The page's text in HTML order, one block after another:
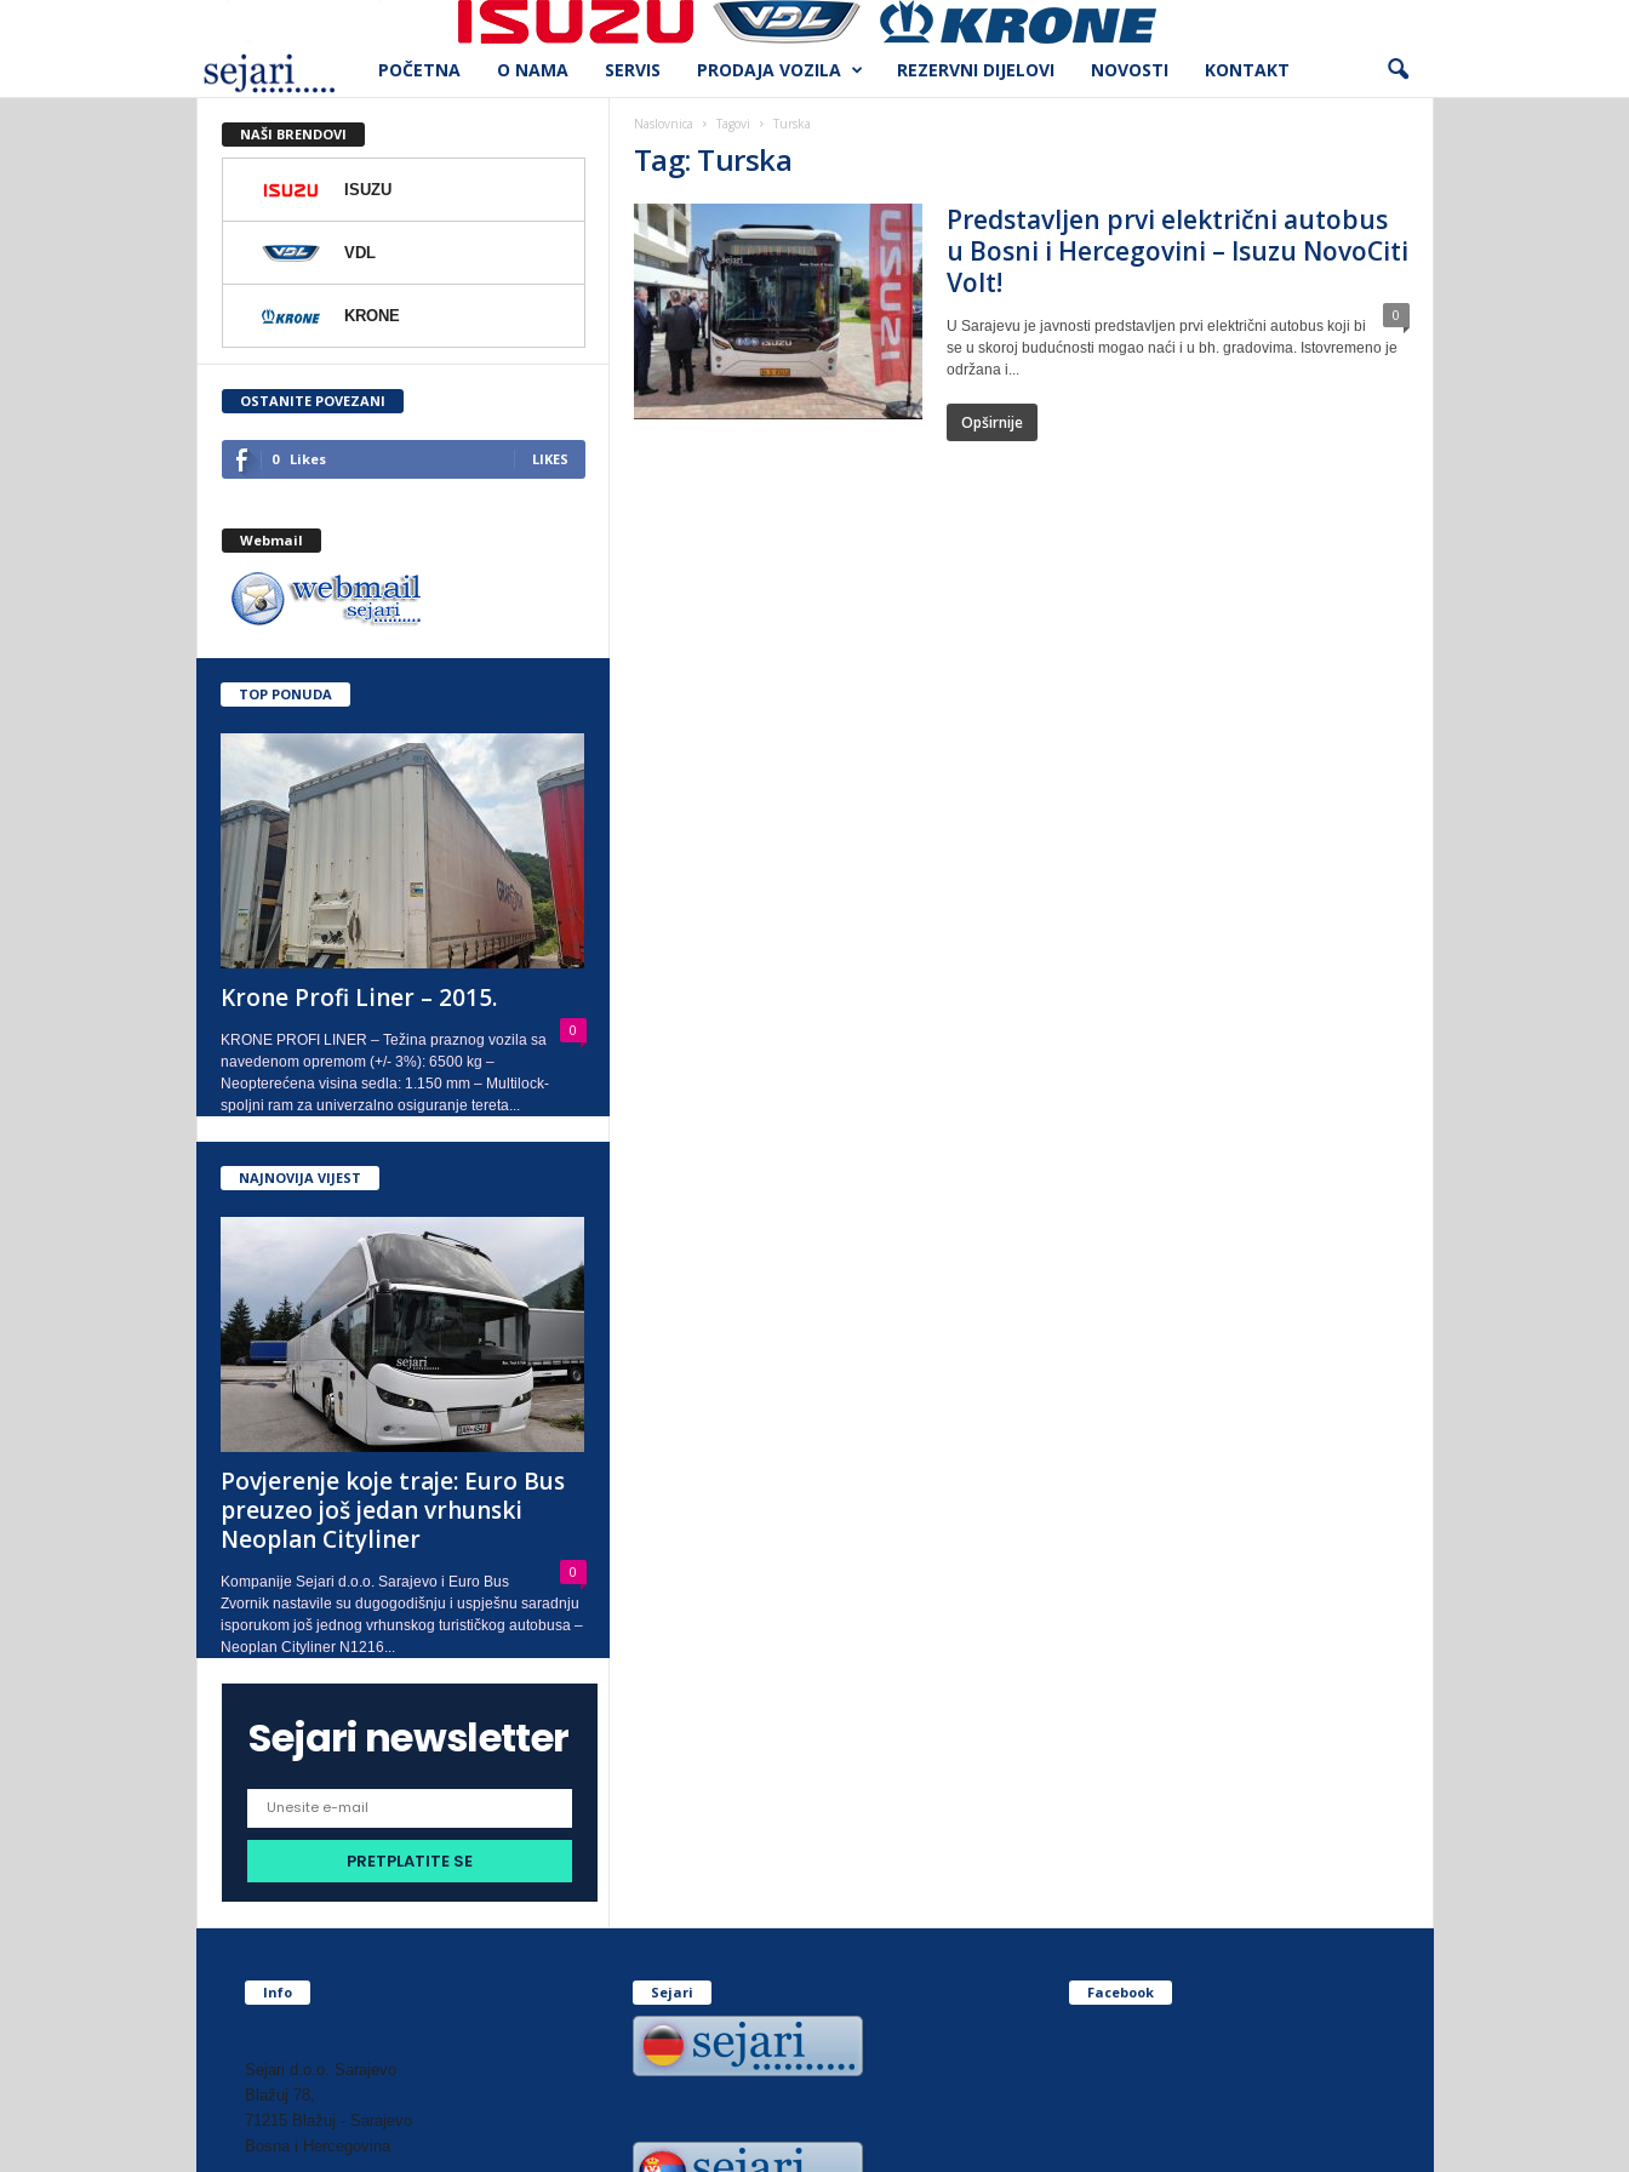
e
r
d
.
o
.
a
j
o
POČETNA O NAMA SERVIS PRODAJA VOZILA REZERVNI DIJELOVI NOVOSTI KONTAKT
Naslovnica Tagovi Turska
Tag: Turska
Predstavljen prvi električni autobus
u Bosni i Hercegovini – Isuzu NovoCiti
Volt!
0
U Sarajevu je javnosti predstavljen prvi električni autobus koji bi
se u skoroj budućnosti mogao naći i u bh. gradovima. Istovremeno je
održana i...
Opširnije
NAŠI BRENDOVI
ISUZU
VDL
KRONE
OSTANITE POVEZANI
0 Likes LIKES
Webmail
TOP PONUDA
Krone Profi Liner – 2015.
0
KRONE PROFI LINER – Težina praznog vozila sa
navedenom opremom (+/- 3%): 6500 kg –
Neopterećena visina sedla: 1.150 mm – Multilock-
spoljni ram za univerzalno osiguranje tereta...
NAJNOVIJA VIJEST
Povjerenje koje traje: Euro Bus
preuzeo još jedan vrhunski
Neoplan Cityliner
0
Kompanije Sejari d.o.o. Sarajevo i Euro Bus
Zvornik nastavile su dugogodišnju i uspješnu saradnju
isporukom još jednog vrhunskog turističkog autobusa –
Neoplan Cityliner N1216...
Sejari newsletter
Info
Sejari d.o.o. Sarajevo
Blažuj 78,
71215 Blažuj - Sarajevo
Bosna i Hercegovina
Sejari Facebook